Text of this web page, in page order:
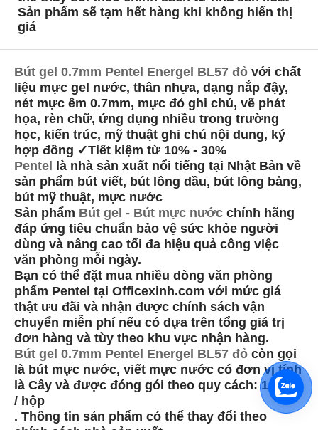
Sản phẩm sẽ tạm hết hàng khi không hiển thị
giá
Bút gel 0.7mm Pentel Energel BL57 đỏ với chất
liệu mực gel nước, thân nhựa, dạng nắp đậy,
nét mực êm 0.7mm, mực đỏ ghi chú, vẽ phát
họa, rèn chữ, ứng dụng nhiều trong trường
học, kiến trúc, mỹ thuật ghi chú nội dung, ký
hợp đồng ✓Tiết kiệm từ 10% - 30%
Pentel là nhà sản xuất nổi tiếng tại Nhật Bản về
sản phẩm bút viết, bút lông dầu, bút lông bảng,
bút mỹ thuật, mực nước
Sản phẩm Bút gel - Bút mực nước chính hãng
đáp ứng tiêu chuẩn bảo vệ sức khỏe người
dùng và nâng cao tối đa hiệu quả công việc
văn phòng mỗi ngày.
Bạn có thể đặt mua nhiều dòng văn phòng
phẩm Pentel tại Officexinh.com với mức giá
thật ưu đãi và nhận được chính sách vận
chuyển miễn phí nếu có dựa trên tổng giá trị
đơn hàng và tùy theo khu vực nhận hàng.
Bút gel 0.7mm Pentel Energel BL57 đỏ còn gọi
là bút mực nước, viết mực nước có đơn vị tính
là Cây và được đóng gói theo quy cách: 12 cây
/ hộp
. Thông tin sản phẩm có thể thay đổi theo